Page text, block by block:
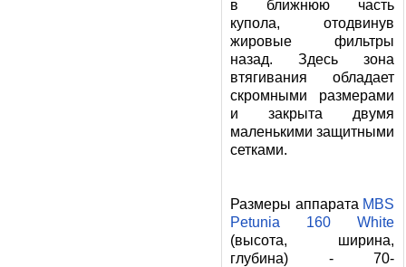
в ближнюю часть
купола, отодвинув
жировые фильтры
назад. Здесь зона
втягивания обладает
скромными размерами
и закрыта двумя
маленькими защитными
сетками.
Размеры аппарата MBS
Petunia 160 White
(высота, ширина,
глубина) - 70-